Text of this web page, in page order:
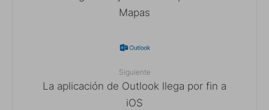
Mapas
Siguiente
La aplicación de Outlook llega por fin a
iOS